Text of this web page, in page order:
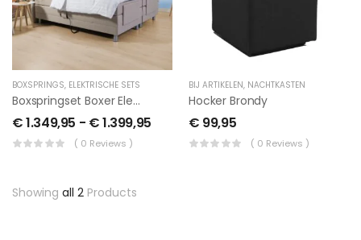
BOXSPRINGS, ELEKTRISCHE SETS
Boxspringset Boxer Elektrisch
€1.349,95 - €1.399,95
( 0 Reviews )
BIJ ARTIKELEN, NACHTKASTEN
Hocker Brondy
€ 99,95
( 0 Reviews )
Showing all 2 Products